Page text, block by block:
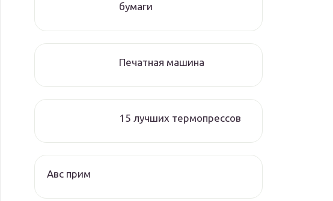
бумаги
Печатная машина
15 лучших термопрессов
Авс прим